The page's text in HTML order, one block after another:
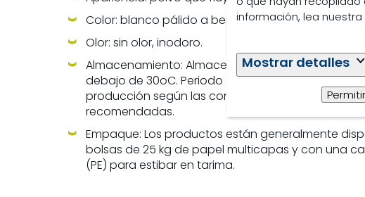
información, lea nuestra
Mostrar detalles
Color: blanco pálido a beige.
Olor: sin olor, inodoro.
Almacenamiento: Almacenar en un ambiente
debajo de 30oC. Periodo de validez: 3 años
producción según las condiciones de
recomendadas.
Empaque: Los productos están generalmente
bolsas de 25 kg de papel multicapas y con una
(PE) para estibar en tarima.